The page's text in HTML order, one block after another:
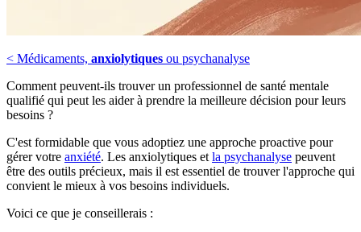
< Médicaments, anxiolytiques ou psychanalyse
Comment peuvent-ils trouver un professionnel de santé mentale
qualifié qui peut les aider à prendre la meilleure décision pour leurs
besoins ?
C'est formidable que vous adoptiez une approche proactive pour
gérer votre anxiété. Les anxiolytiques et la psychanalyse peuvent
être des outils précieux, mais il est essentiel de trouver l'approche qui
convient le mieux à vos besoins individuels.
Voici ce que je conseillerais :